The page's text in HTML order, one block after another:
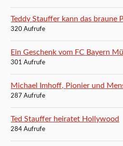
Teddy Stauffer kann das braune
320 Aufrufe
Ein Geschenk vom FC Bayern
301 Aufrufe
Michael Imhoff, Pionier und
287 Aufrufe
Ted Stauffer heiratet Hollywood
284 Aufrufe